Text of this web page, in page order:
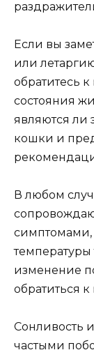
Если вы
или
обратитесь
состояния
являются ли
кошки и
В любом
температуры
изменение
обратиться
Сонливость
частыми